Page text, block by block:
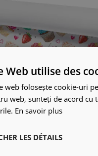
Web utilise des
web folosește cookie-uri
web, sunteți de acord
En savoir plus
LES DÉTAILS